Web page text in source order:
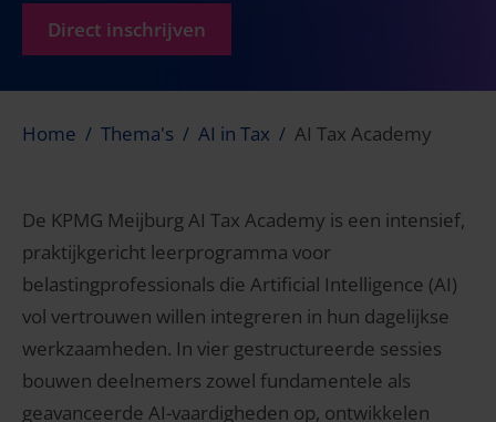
Direct inschrijven
Home Thema's AI in Tax AI Tax Academy
De KPMG Meijburg AI Tax Academy is een intensief,
praktijkgericht leerprogramma voor
belastingprofessionals die Artificial Intelligence (AI)
vol vertrouwen willen integreren in hun dagelijkse
werkzaamheden. In vier gestructureerde sessies
bouwen deelnemers zowel fundamentele als
geavanceerde AI-vaardigheden op, ontwikkelen